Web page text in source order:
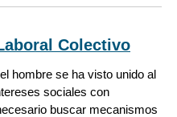
Colectivo
hombre se ha visto unido al
sociales con
buscar mecanismos